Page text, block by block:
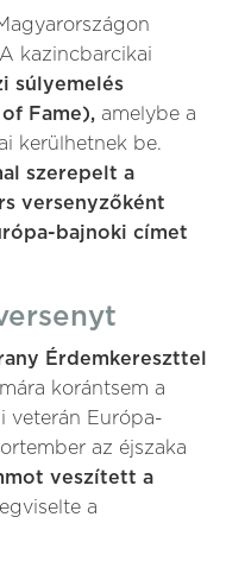
kazincbarcikai
súlyemelés
Fame), amelybe a
kerülhetnek be.
szerepelt a
versenyzőként
bajnoki címet
Érdemkereszttel
korántsem a
veterán Európa-
az éjszaka
veszített a
a